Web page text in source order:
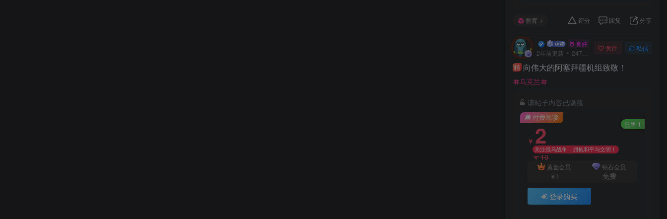
教育 评分 回复 分享
一口深井 良好 · 560
2年前更新 247次阅读
关注 私信
精 向伟大的阿塞拜疆机组致敬！
乌克兰
该帖子内容已隐藏
付费阅读
已售 1
￥ 2
关注俄乌战争，拥抱和平与文明！
￥10
黄金会员
￥ 1
钻石会员
免费
登录购买